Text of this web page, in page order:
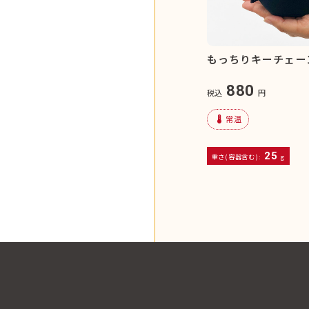
もっちりキーチェ
税込 880 円
device_thermostat 常温
重さ(容器含む): 25 g